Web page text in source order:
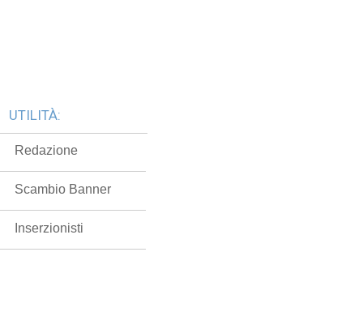
UTILITÀ:
Redazione
Scambio Banner
Inserzionisti